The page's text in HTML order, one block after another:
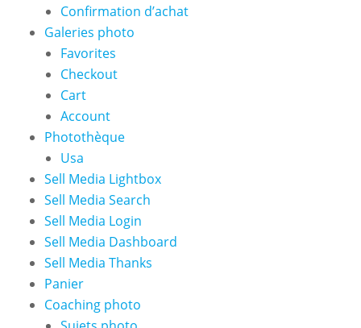
Confirmation d’achat
Galeries photo
Favorites
Checkout
Cart
Account
Photothèque
Usa
Sell Media Lightbox
Sell Media Search
Sell Media Login
Sell Media Dashboard
Sell Media Thanks
Panier
Coaching photo